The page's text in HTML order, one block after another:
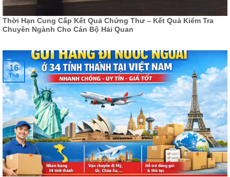
Thời Hạn Cung Cấp Kết Quả Chứng Thư – Kết Quả Kiểm Tra
Chuyên Ngành Cho Cán Bộ Hải Quan
16
Th9